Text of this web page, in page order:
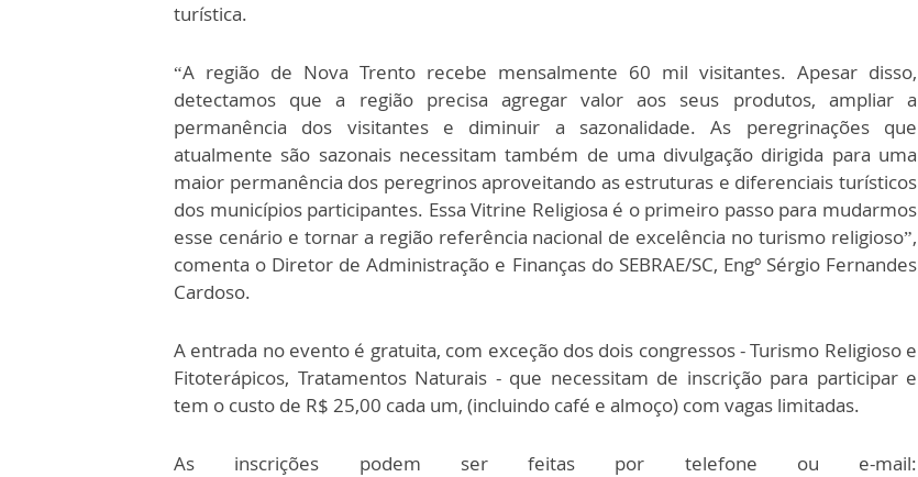
turística.
“A região de Nova Trento recebe mensalmente 60 mil visitantes. Apesar disso,
detectamos que a região precisa agregar valor aos seus produtos, ampliar a
permanência dos visitantes e diminuir a sazonalidade. As peregrinações que
atualmente são sazonais necessitam também de uma divulgação dirigida para uma
maior permanência dos peregrinos aproveitando as estruturas e diferenciais turísticos
dos municípios participantes. Essa Vitrine Religiosa é o primeiro passo para mudarmos
esse cenário e tornar a região referência nacional de excelência no turismo religioso”,
comenta o Diretor de Administração e Finanças do SEBRAE/SC, Engº Sérgio Fernandes
Cardoso.
A entrada no evento é gratuita, com exceção dos dois congressos - Turismo Religioso e
Fitoterápicos, Tratamentos Naturais - que necessitam de inscrição para participar e
tem o custo de R$ 25,00 cada um, (incluindo café e almoço) com vagas limitadas.
As inscrições podem ser feitas por telefone ou e-mail: